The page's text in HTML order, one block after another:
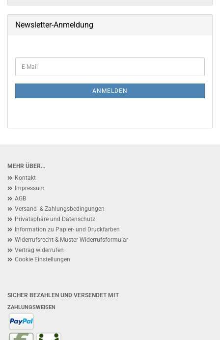
Newsletter-Anmeldung
ZUR
NEWSLETTER-
E-
Mail
ANMELDEN
MEHR ÜBER...
Kontakt
Impressum
AGB
Versand- & Zahlungsbedingungen
Privatsphäre und Datenschutz
Information zu Papier- und Druckfarben
Widerrufsrecht & Muster-Widerrufsformular
Vertrag widerrufen
Cookie Einstellungen
SICHER BEZAHLEN UND VERSENDET MIT
ZAHLUNGSWEISEN